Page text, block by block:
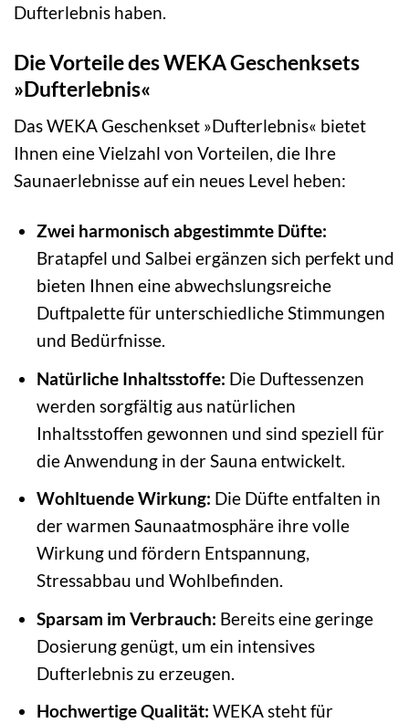
Dufterlebnis haben.
Die Vorteile des WEKA Geschenksets
»Dufterlebnis«
Das WEKA Geschenkset »Dufterlebnis« bietet
Ihnen eine Vielzahl von Vorteilen, die Ihre
Saunaerlebnisse auf ein neues Level heben:
Zwei harmonisch abgestimmte Düfte:
Bratapfel und Salbei ergänzen sich perfekt und
bieten Ihnen eine abwechslungsreiche
Duftpalette für unterschiedliche Stimmungen
und Bedürfnisse.
Natürliche Inhaltsstoffe: Die Duftessenzen
werden sorgfältig aus natürlichen
Inhaltsstoffen gewonnen und sind speziell für
die Anwendung in der Sauna entwickelt.
Wohltuende Wirkung: Die Düfte entfalten in
der warmen Saunaatmosphäre ihre volle
Wirkung und fördern Entspannung,
Stressabbau und Wohlbefinden.
Sparsam im Verbrauch: Bereits eine geringe
Dosierung genügt, um ein intensives
Dufterlebnis zu erzeugen.
Hochwertige Qualität: WEKA steht für